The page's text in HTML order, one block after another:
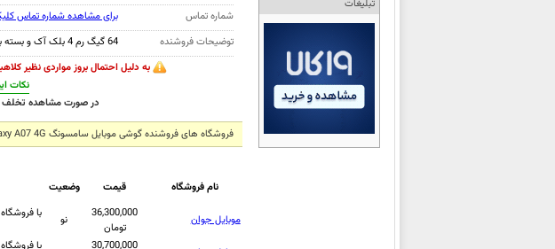
تبلیغات
شماره تماس
برای مشاهده شماره تماس
توضیحات فروشنده
64 گیگ رم 4 بلک آک و بسته بندی پلمپ و تا بعد پرداخت هزینه باز نمیشود
به دلیل احتمال بروز مواردی نظیر
نکات
در صورت مشاهده تخلف
فروشگاه های فروشنده گوشی موبایل سامسونگ Galaxy A07 4G
نام فروشگاه
قیمت وضعیت
موبایل جوان
36,300,000
تومان
نو
با